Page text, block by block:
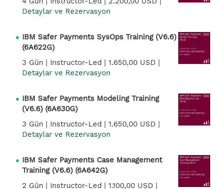
Detaylar ve Rezervasyon
IBM Safer Payments SysOps Training (V6.6)
(6A622G)
3 Gün | Instructor-Led | 1.650,00 USD |
Detaylar ve Rezervasyon
IBM Safer Payments Modeling Training
(V6.6) (6A630G)
3 Gün | Instructor-Led | 1.650,00 USD |
Detaylar ve Rezervasyon
IBM Safer Payments Case Management
Training (V6.6) (6A642G)
2 Gün | Instructor-Led | 1.100,00 USD |